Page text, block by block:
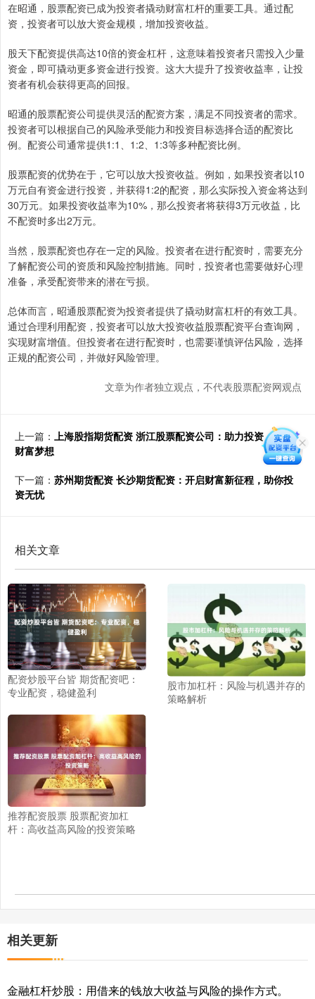
在昭通，股票配资已成为投资者撬动财富杠杆的重要工具。通过配
资，投资者可以放大资金规模，增加投资收益。
股天下配资提供高达10倍的资金杠杆，这意味着投资者只需投入少量
资金，即可撬动更多资金进行投资。这大大提升了投资收益率，让投
资者有机会获得更高的回报。
昭通的股票配资公司提供灵活的配资方案，满足不同投资者的需求。
投资者可以根据自己的风险承受能力和投资目标选择合适的配资比
例。配资公司通常提供1:1、1:2、1:3等多种配资比例。
股票配资的优势在于，它可以放大投资收益。例如，如果投资者以10
万元自有资金进行投资，并获得1:2的配资，那么实际投入资金将达到
30万元。如果投资收益率为10%，那么投资者将获得3万元收益，比
不配资时多出2万元。
当然，股票配资也存在一定的风险。投资者在进行配资时，需要充分
了解配资公司的资质和风险控制措施。同时，投资者也需要做好心理
准备，承受配资带来的潜在亏损。
总体而言，昭通股票配资为投资者提供了撬动财富杠杆的有效工具。
通过合理利用配资，投资者可以放大投资收益股票配资平台查询网，
实现财富增值。但投资者在进行配资时，也需要谨慎评估风险，选择
正规的配资公司，并做好风险管理。
文章为作者独立观点，不代表股票配资网观点
上一篇： 上海股指期货配资 浙江股票配资公司：助力投资，实现
财富梦想
下一篇： 苏州期货配资 长沙期货配资：开启财富新征程，助你投
资无忧
相关文章
配资炒股平台皆 期货配资吧：
专业配资，稳健盈利
股市加杠杆：风险与机遇并存的
策略解析
推荐配资股票 股票配资加杠
杆：高收益高风险的投资策略
相关更新
金融杠杆炒股：用借来的钱放大收益与风险的操作方式。